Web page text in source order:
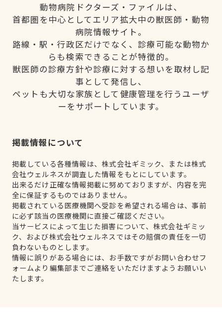
動物病院ドクターズ・ファイルは、
首都圏を中心としてエリア拡大中の獣医師・動物
病院情報サイト。
路線・駅・行政区だけでなく、診療可能な動物か
らも検索できることが特徴的。
獣医師の診療方針や診療に対する想いを取材し記
事として発信し、
ペットも大切な家族として健康管理を行うユーザ
ーをサポートしています。
掲載情報について
掲載している各種情報は、株式会社ギミック、または株式
会社ウェルネスが調査した情報をもとにしています。
出来るだけ正確な情報掲載に努めておりますが、内容を完
全に保証するものではありません。
掲載されている医療機関へ受診を希望される場合は、事前
に必ず該当の医療機関に直接ご確認ください。
当サービスによって生じた損害について、株式会社ギミッ
ク、および株式会社ウェルネスではその賠償の責任を一切
負わないものとします。
情報に誤りがある場合には、お手数ですがお問い合わせフ
ォームより編集部までご連絡をいただけますようお願いい
たします。